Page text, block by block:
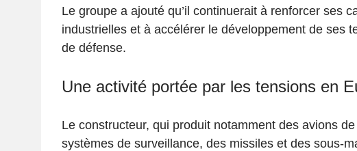
Le groupe a ajouté qu’il continuerait à renforcer ses
industrielles et à accélérer le développement de ses
de défense.
Une activité portée par les tensions en
Le constructeur, qui produit notamment des avions
systèmes de surveillance, des missiles et des sous-